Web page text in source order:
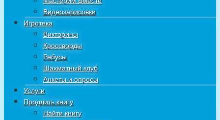
Видеозарисовки
Игротека
Викторины
Кроссворды
Ребусы
Шахматный клуб
Анкеты и опросы
Услуги
Продлить книгу
Найти книгу